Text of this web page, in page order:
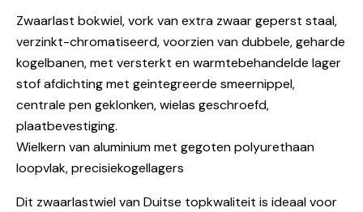
Zwaarlast bokwiel, vork van extra zwaar geperst staal,
verzinkt-chromatiseerd, voorzien van dubbele, geharde
kogelbanen, met versterkt en warmtebehandelde lager
stof afdichting met geintegreerde smeernippel,
centrale pen geklonken, wielas geschroefd,
plaatbevestiging.
Wielkern van aluminium met gegoten polyurethaan
loopvlak, precisiekogellagers
Dit zwaarlastwiel van Duitse topkwaliteit is ideaal voor